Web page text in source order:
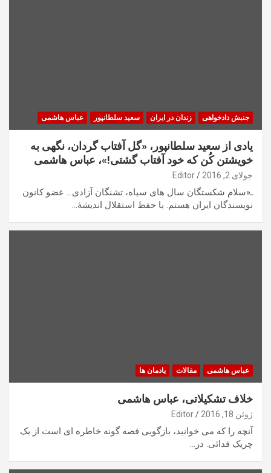
جنبش دادخواهی زندان در ایران سعید سلطانپور عباس هاشمی
یادی از سعید سلطانپور، «گل آفتاب گردان، نگهی به
خویشتن کُن که خود آفتاب گشتی!»، عباس هاشمی
جولای 2, 2016 Editor
ـ«سلام شکستگان سال های سیاه، تشنگان آزادی… عضو کانون
نویسندگان ایران هستم. با حفظ استقلال اندیشۀ…
عباس هاشمی مقالات یادمان ها
خلاف تشکیلاتی، عباس هاشمی
ژوئن 18, 2016 Editor
آنچه را که می خوانید، بازگویی قصه گونه خاطره ای است از یک
چریک فدائی. در…